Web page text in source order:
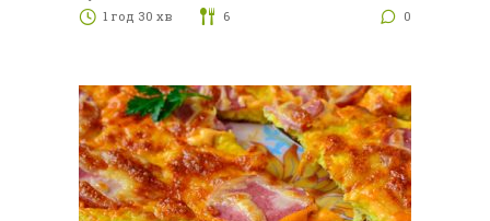
1 год 30 хв 6 0